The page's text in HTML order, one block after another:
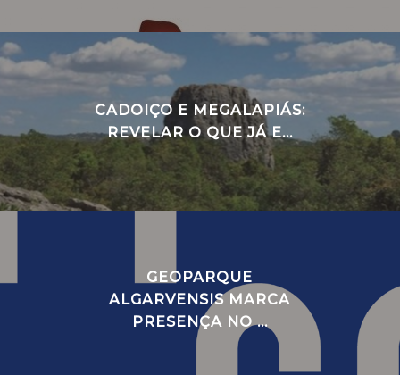
CADOIÇO E MEGALAPIÁS:
REVELAR O QUE JÁ E...
GEOPARQUE
ALGARVENSIS MARCA
PRESENÇA NO ...